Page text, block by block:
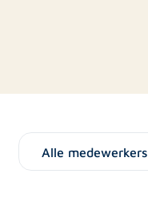
Alle medewerkers